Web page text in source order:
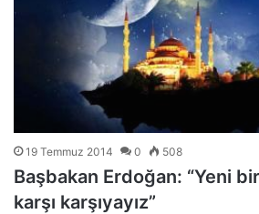
19 Temmuz 2014 0 508
Başbakan Erdoğan: “Yeni
karşı karşıyayız”